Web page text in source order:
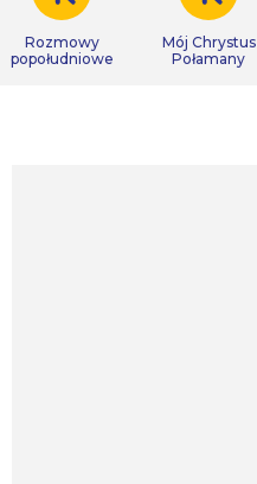
Rozmowy
popołudniowe
Mój Chrystus
Połamany